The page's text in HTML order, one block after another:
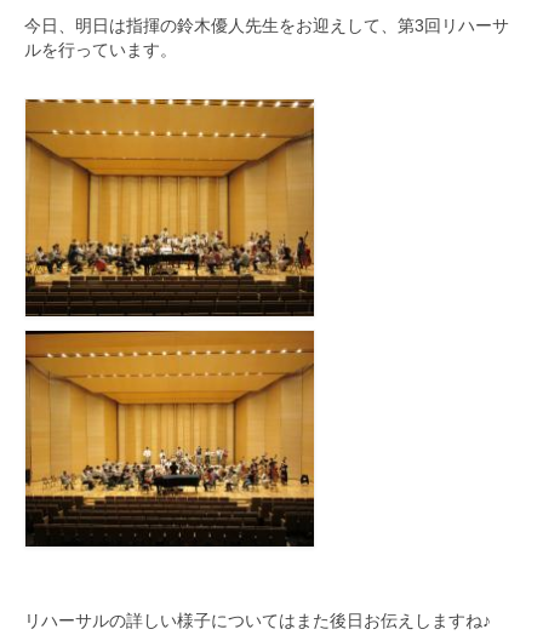
演奏会の歴史
出張演奏
九大フィル特集ページ
団員専用ページ
今日、明日は指揮の鈴木優人先生をお迎えして、 第3回リハーサ
ルを行っています。
リハーサルの詳しい様子についてはまた後日お伝えしますね♪